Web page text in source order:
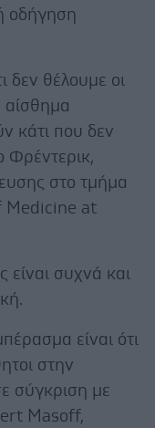
οδήγηση
δεν θέλουμε οι
κάτι που δεν
Φρέντερικ,
στο τμήμα
Medicine at
είναι συχνά και
είναι ότι
στην
σύγκριση με
Masoff,